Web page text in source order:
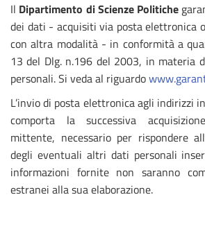
Il Dipartimento di Scienze Politiche
dei dati - acquisiti via posta elettronica
con altra modalità - in conformità a
13 del Dlg. n.196 del 2003, in materia
personali. Si veda al riguardo
L’invio di posta elettronica agli indirizzi
comporta la successiva
mittente, necessario per rispondere
degli eventuali altri dati personali
informazioni fornite non saranno
estranei alla sua elaborazione.